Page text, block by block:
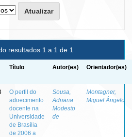
resultados 1 a 1 de 1
Título Autor(es) Orientador(es)
O perfil do
adoecimento
docente na
Universidade
de Brasília
de 2006 a
Sousa,
Adriana
Modesto
de
Montagner,
Miguel Ângelo